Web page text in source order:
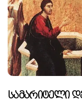
Სამარიტელი